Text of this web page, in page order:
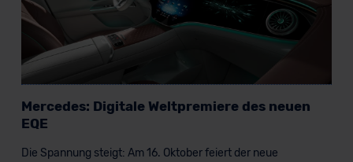
unserem Datenschutzbeauftragten unter
datenschutz@meinauto.de anfordern.
Datenschutzerklärung
Mercedes: Digitale Weltpremiere des neuen
EQE
Die Spannung steigt: Am 16. Oktober feiert der neue